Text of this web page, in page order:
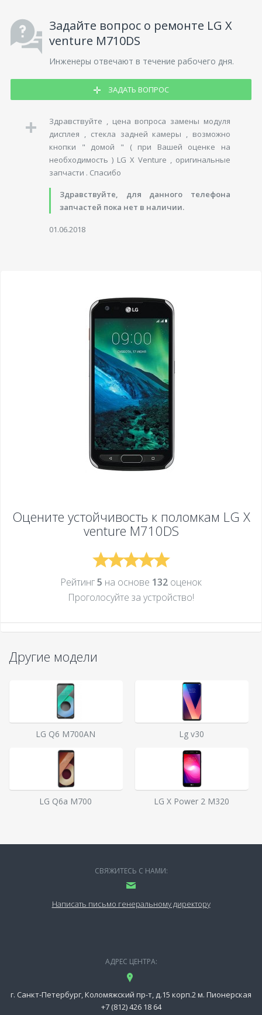
Задайте вопрос о ремонте LG X
venture M710DS
Инженеры отвечают в течение рабочего дня.
ЗАДАТЬ ВОПРОС
Здравствуйте , цена вопроса замены модуля
дисплея , стекла задней камеры , возможно
кнопки " домой " ( при Вашей оценке на
необходимость ) LG X Venture , оригинальные
запчасти . Спасибо
Здравствуйте, для данного телефона
запчастей пока нет в наличии.
01.06.2018
Оцените устойчивость к поломкам LG X
venture M710DS
Рейтинг5 на основе 132 оценок
Проголосуйте за устройcтво!
Другие модели
LG Q6 M700AN Lg v30
LG Q6a M700 LG X Power 2 M320
СВЯЖИТЕСЬ С НАМИ:
Написать письмо генеральному директору
АДРЕС ЦЕНТРА:
г. Санкт-Петербург, Коломяжский пр-т, д.15 корп.2 м. Пионерская
+7 (812) 426 18 64